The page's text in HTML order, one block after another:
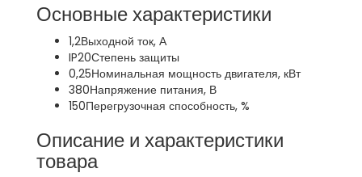
Основные характеристики
1,2Выходной ток, А
IP20Степень защиты
0,25Номинальная мощность двигателя, кВт
380Напряжение питания, В
150Перегрузочная способность, %
Описание и характеристики
товара